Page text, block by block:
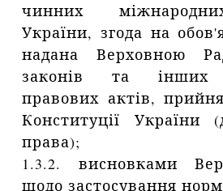
чинних
України, згода на
надана Верховною
законів та інших
правових актів,
Конституції України
права);
1.3.2. висновками
щодо застосування